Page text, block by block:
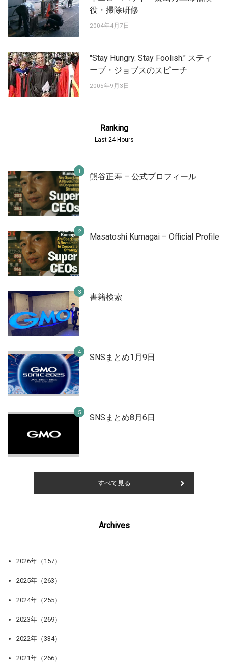
役・掃除研修
2004年4月7日
"Stay Hungry. Stay Foolish." スティ
ーブ・ジョブスのスピーチ
2005年9月3日
Ranking
Last 24 Hours
熊谷正寿 – 公式プロフィール
Masatoshi Kumagai – Official Profile
書籍検索
SNSまとめ1月9日
SNSまとめ8月6日
すべて見る
Archives
2026年（157）
2025年（263）
2024年（255）
2023年（269）
2022年（334）
2021年（266）